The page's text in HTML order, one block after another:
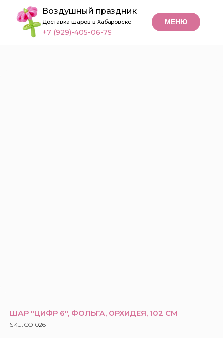
МЕНЮ
Воздушный праздник
Доставка шаров в Хабаровске
+7 (929)-405-06-79
ШАР "ЦИФР 6", ФОЛЬГА, ОРХИДЕЯ, 102 СМ
SKU: CO-026